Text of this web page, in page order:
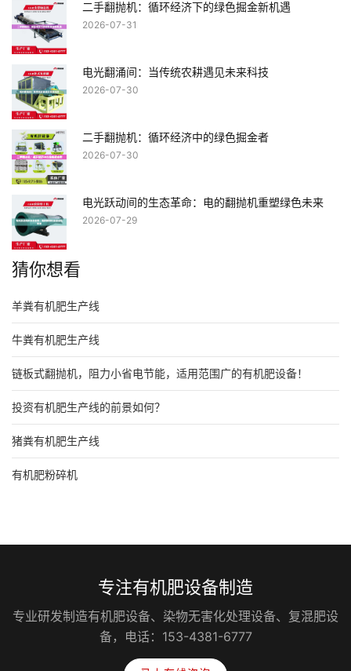
二手翻抛机：循环经济下的绿色掘金新机遇
2026-07-31
电光翻涌间：当传统农耕遇见未来科技
2026-07-30
二手翻抛机：循环经济中的绿色掘金者
2026-07-30
电光跃动间的生态革命：电的翻抛机重塑绿色未来
2026-07-29
猜你想看
羊粪有机肥生产线
牛粪有机肥生产线
链板式翻抛机，阻力小省电节能，适用范围广的有机肥设备！
投资有机肥生产线的前景如何？
猪粪有机肥生产线
有机肥粉碎机
专注有机肥设备制造
专业研发制造有机肥设备、染物无害化处理设备、复混肥设
备，电话：153-4381-6777